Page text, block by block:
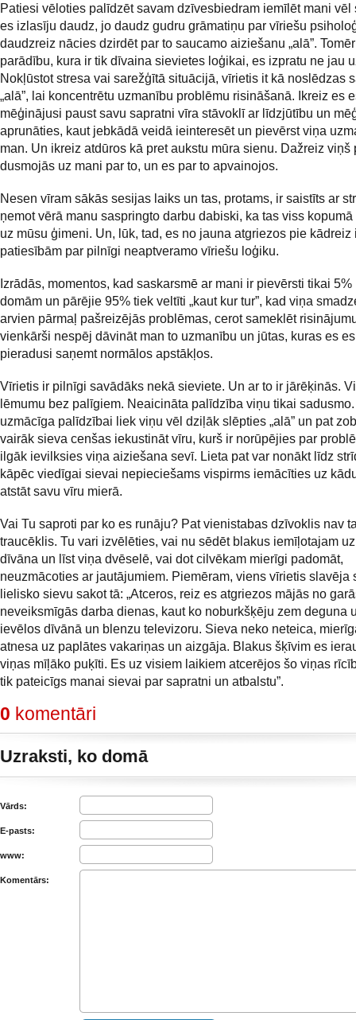
Patiesi vēloties palīdzēt savam dzīvesbiedram iemīlēt mani vēl
es izlasīju daudz, jo daudz gudru grāmatiņu par vīriešu
daudzreiz nācies dzirdēt par to saucamo aiziešanu „alā”.
parādību, kura ir tik dīvaina sievietes loģikai, es izpratu ne jau
Nokļūstot stresa vai sarežģītā situācijā, vīrietis it kā noslēdzas
„alā”, lai koncentrētu uzmanību problēmu risināšanā. Ikreiz es
mēģinājusi paust savu sapratni vīra stāvoklī ar līdzjūtību un
aprunāties, kaut jebkādā veidā ieinteresēt un pievērst viņa
man. Un ikreiz atdūros kā pret aukstu mūra sienu. Dažreiz viņš
dusmojās uz mani par to, un es par to apvainojos.
Nesen vīram sākās sesijas laiks un tas, protams, ir saistīts ar
ņemot vērā manu saspringto darbu dabiski, ka tas viss
uz mūsu ģimeni. Un, lūk, tad, es no jauna atgriezos pie kādreiz
patiesībām par pilnīgi neaptveramo vīriešu loģiku.
Izrādās, momentos, kad saskarsmē ar mani ir pievērsti tikai 5%
domām un pārējie 95% tiek veltīti „kaut kur tur”, kad viņa
arvien pārmaļ pašreizējās problēmas, cerot sameklēt
vienkārši nespēj dāvināt man to uzmanību un jūtas, kuras es
pieradusi saņemt normālos apstākļos.
Vīrietis ir pilnīgi savādāks nekā sieviete. Un ar to ir jārēķinās.
lēmumu bez palīgiem. Neaicināta palīdzība viņu tikai
uzmācīga palīdzībai liek viņu vēl dziļāk slēpties „alā” un pat
vairāk sieva cenšas iekustināt vīru, kurš ir norūpējies par
ilgāk ievilksies viņa aiziešana sevī. Lieta pat var nonākt līdz
kāpēc viedīgai sievai nepieciešams vispirms iemācīties uz
atstāt savu vīru mierā.
Vai Tu saproti par ko es runāju? Pat vienistabas dzīvoklis nav
traucēklis. Tu vari izvēlēties, vai nu sēdēt blakus iemīļotajam
dīvāna un līst viņa dvēselē, vai dot cilvēkam mierīgi padomāt,
neuzmācoties ar jautājumiem. Piemēram, viens vīrietis slavēja
lielisko sievu sakot tā: „Atceros, reiz es atgriezos mājās no
neveiksmīgās darba dienas, kaut ko noburkšķēju zem deguna
ievēlos dīvānā un blenzu televizoru. Sieva neko neteica,
atnesa uz paplātes vakariņas un aizgāja. Blakus šķīvim es
viņas mīļāko puķīti. Es uz visiem laikiem atcerējos šo viņas
tik pateicīgs manai sievai par sapratni un atbalstu”.
0 komentāri
Uzraksti, ko domā
Vārds:
E-pasts:
www:
Komentārs: